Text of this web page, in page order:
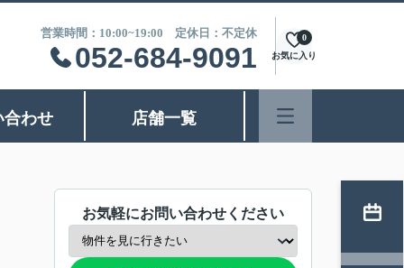
営業時間：10:00~19:00 定休日：不定休
052-684-9091 お気に入り
0
合わせ 店舗一覧
お気軽にお問い合わせください